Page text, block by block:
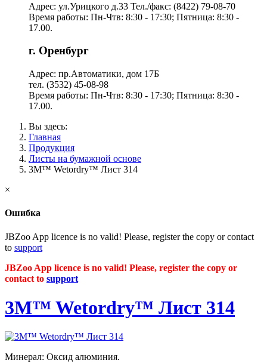
Адрес: ул.Урицкого д.33 Тел./факс: (8422) 79-08-70
Время работы: Пн-Чтв: 8:30 - 17:30; Пятница: 8:30 -
17.00.
г. Оренбург
Адрес: пр.Автоматики, дом 17Б
тел. (3532) 45-08-98
Время работы: Пн-Чтв: 8:30 - 17:30; Пятница: 8:30 -
17.00.
Вы здесь:
Главная
Продукция
Листы на бумажной основе
3M™ Wetordry™ Лист 314
×
Ошибка
JBZoo App licence is no valid! Please, register the copy or contact
to support
JBZoo App licence is no valid! Please, register the copy or
contact to support
3M™ Wetordry™ Лист 314
Минерал: Оксид алюминия.